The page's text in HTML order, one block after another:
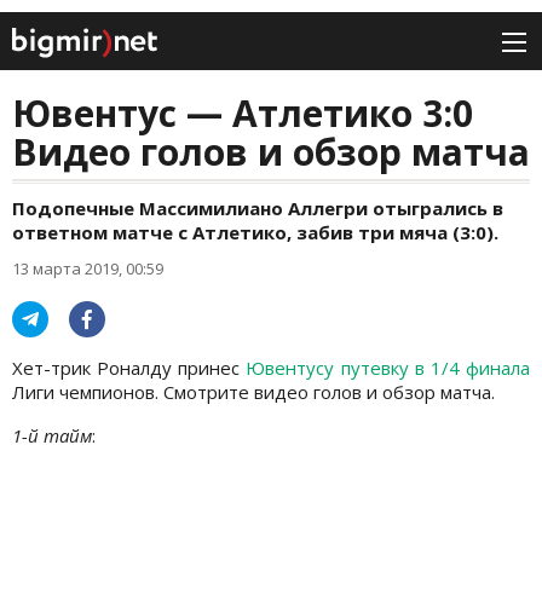
Ювентус — Атлетико 3:0
Видео голов и обзор матча
Подопечные Массимилиано Аллегри отыгрались в
ответном матче с Атлетико, забив три мяча (3:0).
13 марта 2019, 00:59
Хет-трик Роналду принес Ювентусу путевку в 1/4 финала
Лиги чемпионов. Смотрите видео голов и обзор матча.
1-й тайм: